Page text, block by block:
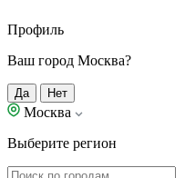
Профиль
Ваш город Москва?
Да Нет
Москва
Выберите регион